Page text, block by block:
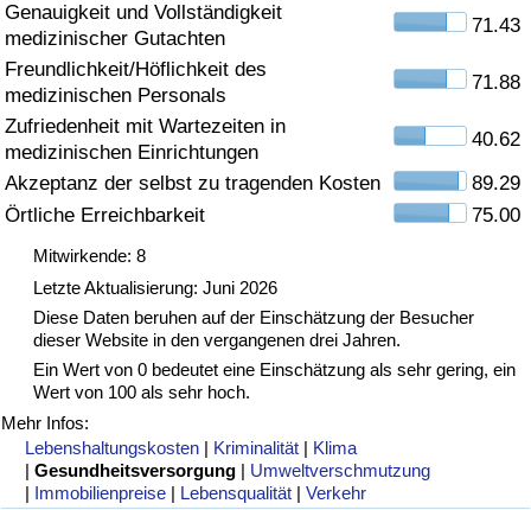
Genauigkeit und Vollständigkeit
medizinischer Gutachten
71.43
Freundlichkeit/Höflichkeit des
medizinischen Personals
71.88
Zufriedenheit mit Wartezeiten in
medizinischen Einrichtungen
40.62
Akzeptanz der selbst zu tragenden Kosten
89.29
Örtliche Erreichbarkeit
75.00
Mitwirkende: 8
Letzte Aktualisierung: Juni 2026
Diese Daten beruhen auf der Einschätzung der Besucher
dieser Website in den vergangenen drei Jahren.
Ein Wert von 0 bedeutet eine Einschätzung als sehr gering, ein
Wert von 100 als sehr hoch.
Mehr Infos:
Lebenshaltungskosten | Kriminalität | Klima
|Gesundheitsversorgung | Umweltverschmutzung
| Immobilienpreise | Lebensqualität |Verkehr
Gesundheitsversorgung
Gesundheitsversorgungs-Index (aktuell)
Gesundheitsversorgungs-Index
Gesundheitsversorgungs-Index nach Land
Umweltverschmutzung
Umweltverschmutzungs-Index (aktuell)
Verschmutzungsindex
Umweltverschmutzungs-Index nach Land
Verkehr